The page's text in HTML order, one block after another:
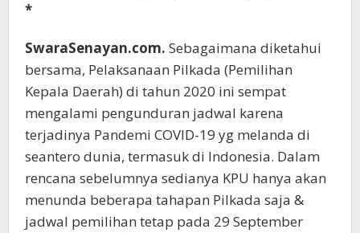
*
SwaraSenayan.com. Sebagaimana diketahui
bersama, Pelaksanaan Pilkada (Pemilihan
Kepala Daerah) di tahun 2020 ini sempat
mengalami pengunduran jadwal karena
terjadinya Pandemi COVID-19 yg melanda di
seantero dunia, termasuk di Indonesia. Dalam
rencana sebelumnya sedianya KPU hanya akan
menunda beberapa tahapan Pilkada saja &
jadwal pemilihan tetap pada 29 September